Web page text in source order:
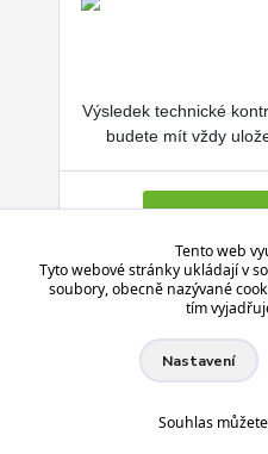
Výsledek technické
budete mít vždy
Aplikace je zdarma
Tento web
Tyto webové stránky ukládají v
soubory, obecně nazývané
tím
Nastavení
Souhlas